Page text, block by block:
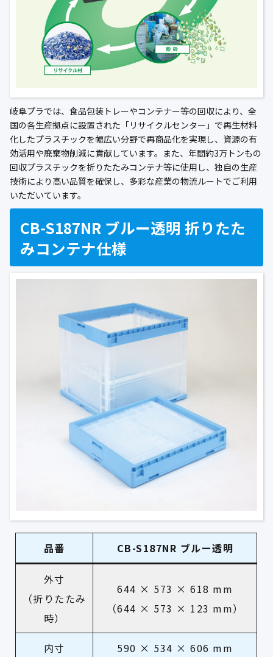
岐阜プラでは、食品包装トレーやコンテナー等の回収により、全
国の各生産拠点に設置された「リサイクルセンター」で再生材料
化したプラスチックを幅広い分野で再商品化を実現し、資源の有
効活用や廃棄物削減に貢献しています。また、年間約3万トンもの
回収プラスチックを折りたたみコンテナ等に使用し、独自の生産
技術により高い品質を確保し、多彩な産業の物流ルートでご利用
いただいています。
CB-S187NR ブルー透明 折りたた
みコンテナ仕様
品番 CB-S187NR ブルー透明
外寸
（折りたたみ
時）
644 × 573 × 618 mm
（644 × 573 × 123 mm）
内寸 590 × 534 × 606 mm